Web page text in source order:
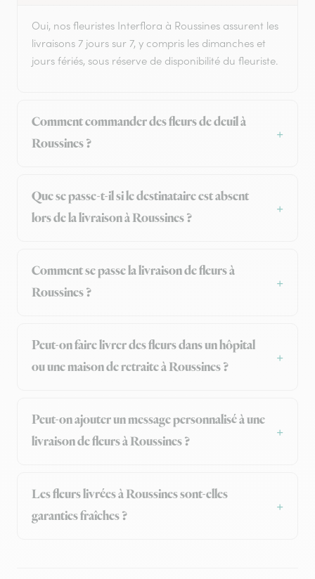
Oui, nos fleuristes Interflora à Roussines assurent les
livraisons 7 jours sur 7, y compris les dimanches et
jours fériés, sous réserve de disponibilité du fleuriste.
Comment commander des fleurs de deuil à
Roussines ?
Que se passe-t-il si le destinataire est absent
lors de la livraison à Roussines ?
Comment se passe la livraison de fleurs à
Roussines ?
Peut-on faire livrer des fleurs dans un hôpital
ou une maison de retraite à Roussines ?
Peut-on ajouter un message personnalisé à une
livraison de fleurs à Roussines ?
Les fleurs livrées à Roussines sont-elles
garanties fraîches ?